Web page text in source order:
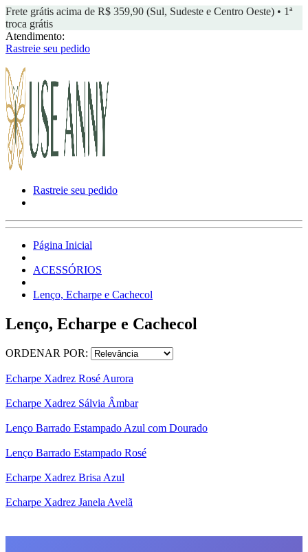
Frete grátis acima de R$ 359,90 (Sul, Sudeste e Centro Oeste) • 1ª
troca grátis
Atendimento:
Rastreie seu pedido
Rastreie seu pedido
Página Inicial
ACESSÓRIOS
Lenço, Echarpe e Cachecol
Lenço, Echarpe e Cachecol
ORDENAR POR:
Echarpe Xadrez Rosé Aurora
Echarpe Xadrez Sálvia Âmbar
Lenço Barrado Estampado Azul com Dourado
Lenço Barrado Estampado Rosé
Echarpe Xadrez Brisa Azul
Echarpe Xadrez Janela Avelã